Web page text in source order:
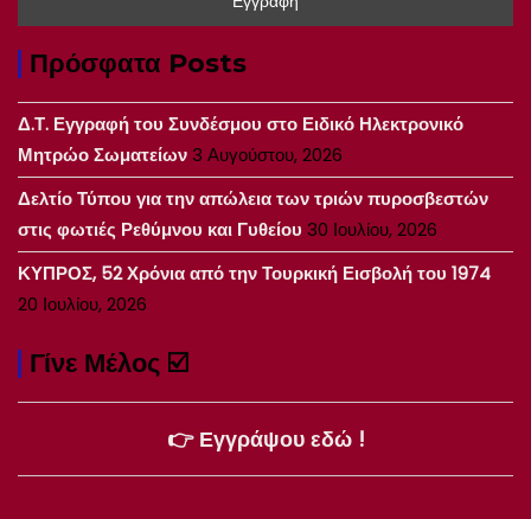
Πρόσφατα Posts
Δ.Τ. Εγγραφή του Συνδέσμου στο Ειδικό Ηλεκτρονικό
Μητρώο Σωματείων3 Αυγούστου, 2026
Δελτίο Τύπου για την απώλεια των τριών πυροσβεστών
στις φωτιές Ρεθύμνου και Γυθείου 30 Ιουλίου, 2026
ΚΥΠΡΟΣ, 52 Χρόνια από την Τουρκική Εισβολή του 1974
20 Ιουλίου, 2026
Γίνε Μέλος ☑️
👉 Εγγράψου εδώ !